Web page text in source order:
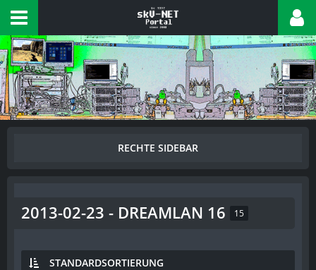
2013-02-23 - DREAMLAN 16 15
STANDARDSORTIERUNG